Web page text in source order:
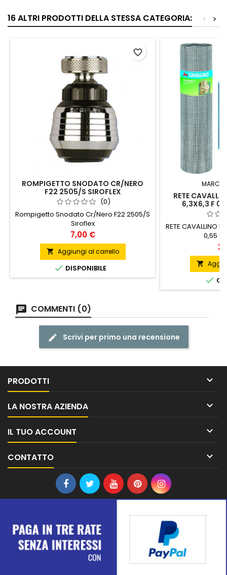
16 ALTRI PRODOTTI DELLA STESSA CATEGORIA: >
<
ROMPIGETTO SNODATO CR/NERO
F22 2505/S SIROFLEX
(0)
Rompigetto Snodato Cr/Nero F22 2505/S
Siroflex
Prezzo
7,00 €
 Aggiungi al carrello
 DISPONIBILE
favorite_border
MARCA:
RETE
6,3X6,3 F
RETE CAVALLINO
0,55 5


COMMENTI (0)
Scrivi per primo una recensione
PRODOTTI 
LA NOSTRA AZIENDA 
IL TUO ACCOUNT 
CONTATTO 